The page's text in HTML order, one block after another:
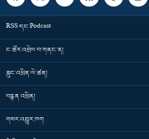
RSS དང་Podcast
ང་ཚོར་འབྲེལ་བ་གནང་ན།
རླུང་འཕྲིན་ལེ་ཚན།
བརྙན་འཕྲིན།
གསར་འགྱུར་ཁག